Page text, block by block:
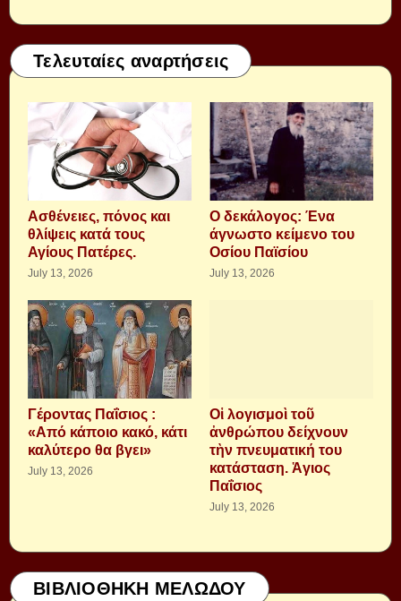
Τελευταίες αναρτήσεις
Aσθένειες, πόνος και
θλίψεις κατά τους
Αγίους Πατέρες.
July 13, 2026
Ο δεκάλογος: Ένα
άγνωστο κείμενο του
Οσίου Παϊσίου
July 13, 2026
Γέροντας Παΐσιος :
«Από κάποιο κακό, κάτι
καλύτερο θα βγει»
July 13, 2026
Οἱ λογισμοὶ τοῦ
ἀνθρώπου δείχνουν
τὴν πνευματική του
κατάσταση. Ἁγιος
Παΐσιος
July 13, 2026
ΒΙΒΛΙΟΘΗΚΗ ΜΕΛΩΔΟΥ